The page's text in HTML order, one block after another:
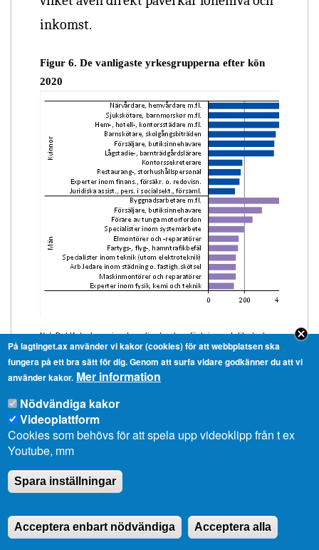
inkomst.
Figur 6. De vanligaste yrkesgrupperna efter kön
2020
Not: De blå staplarna visar de vanligaste yrkena för kvinnor, de lila staplarna
för män.
Kvinnorna på Åland har en högre
sysselsättningsgrad än männen, vilket
avviker från övriga Norden och Europa.
sysselsättningsgraden 79,6 procent för
På lagtinget.ax använder vi kakor (cookies) för att webbplatsen ska
fungera på ett bra sätt för dig. Genom att surfa vidare godkänner du att vi
använder kakor. Mer information
Nödvändiga kakor
Videoplattform
Cookies som behövs för att spela upp videoklipp från t ex
Youtube, mm
Spara inställningar
Acceptera enbart nödvändiga Acceptera alla